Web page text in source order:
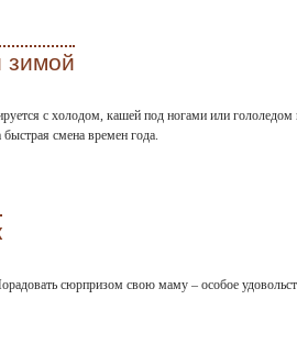
зимой
с холодом, кашей под ногами или
смена времен года.
сюрпризом свою маму – особое